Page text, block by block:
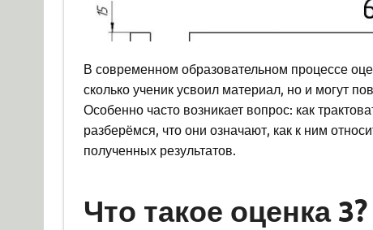
В современном образовательном процессе
сколько ученик усвоил материал, но и могут
Особенно часто возникает вопрос: как
разберёмся, что они означают, как к ним
полученных результатов.
Что такое оценка 3?